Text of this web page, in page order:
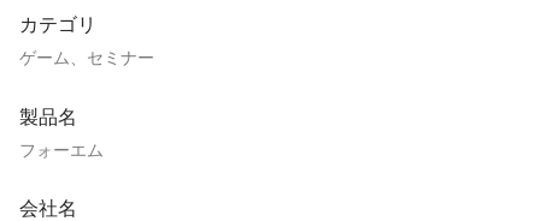
カテゴリ
ゲーム、セミナー
製品名
フォーエム
会社名